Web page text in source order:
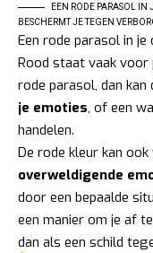
EEN RODE PARASOL IN
BESCHERMT JE TEGEN
Een rode parasol in
Rood staat vaak voor
rode parasol, dan kan
je emoties, of een
handelen.
De rode kleur kan ook
overweldigende
door een bepaalde
een manier om je af
dan als een schild